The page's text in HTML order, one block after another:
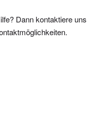
Dann kontaktiere uns